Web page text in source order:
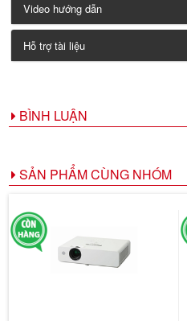
Video hướng dẫn
Hỗ trợ tài liệu
BÌNH LUẬN
SẢN PHẨM CÙNG NHÓM